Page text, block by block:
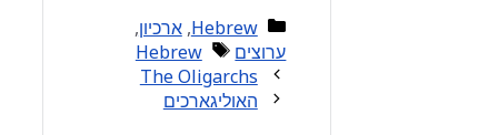
Categories
Hebrew
,ארכיון,
ערוצים
Tags
Hebrew
The Oligarchs
האוליגארכים